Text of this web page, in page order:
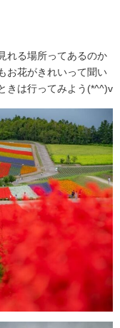
れる場所ってあるのか
お花がきれいって聞い
きは行ってみよう(*^^)v